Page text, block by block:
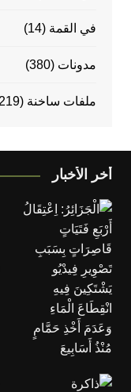
في القمة (14)
مدونات (380)
ملفات ساخنة (8٬219)
أخر الأخبار